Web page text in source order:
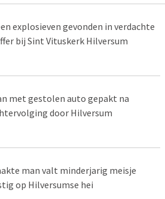
explosieven gevonden in verdachte
bij Sint Vituskerk Hilversum
met gestolen auto gepakt na
door Hilversum
man valt minderjarig meisje
op Hilversumse hei